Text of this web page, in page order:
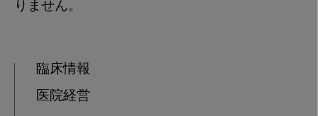
りません。
臨床情報
医院経営